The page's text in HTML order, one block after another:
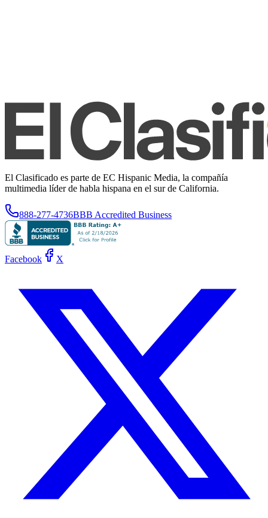
El Clasificado es parte de EC Hispanic Media, la compañía
multimedia líder de habla hispana en el sur de California.
888-277-4736BBB Accredited Business
Facebook X